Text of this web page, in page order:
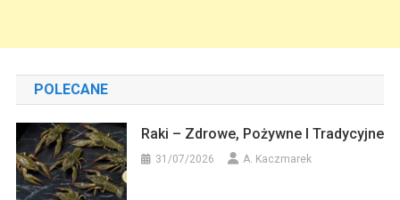
POLECANE
Raki – Zdrowe, Pożywne I Tradycyjne
31/07/2026 A. Kaczmarek